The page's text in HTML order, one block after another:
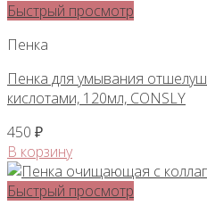
Быстрый просмотр
Пенка
Пенка для умывания
кислотами, 120мл, CONSLY
450 ₽
В корзину
Быстрый просмотр